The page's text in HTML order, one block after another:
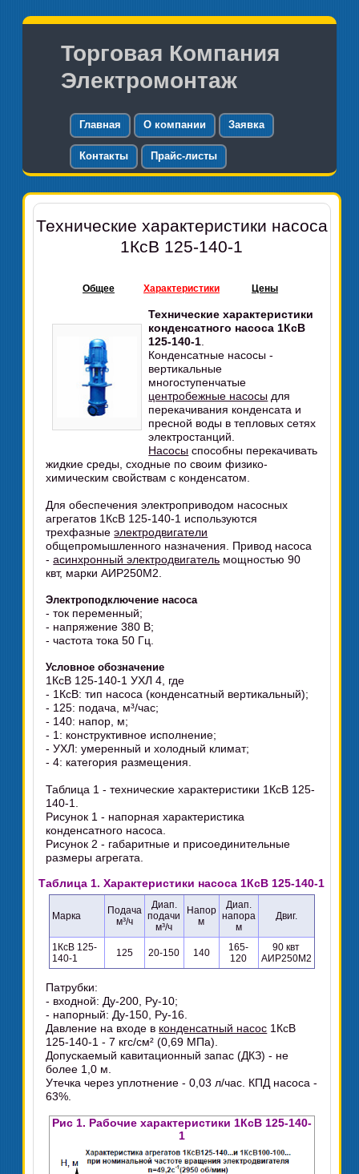
Торговая Компания
Электромонтаж
Главная О компании Заявка
Контакты Прайс-листы
Технические характеристики насоса
1КсВ 125-140-1
Общее Характеристики Цены
Технические характеристики
конденсатного насоса 1КсВ
125-140-1
Конденсатные насосы -
вертикальные
многоступенчатые
центробежные насосы для
перекачивания конденсата и
пресной воды в тепловых сетях
электростанций.
Насосы способны перекачивать
жидкие среды, сходные по своим физико-
химическим свойствам с конденсатом.
Для обеспечения электроприводом насосных
агрегатов 1КсВ 125-140-1 используются
трехфазныеэлектродвигатели
общепромышленного назначения. Привод насоса
-асинхронный электродвигатель мощностью 90
квт, марки АИР250М2.
Электроподключение насоса
- ток переменный;
- напряжение 380 В;
- частота тока 50 Гц.
Условное обозначение
1КсВ 125-140-1 УХЛ 4, где
- 1КсВ: тип насоса (конденсатный вертикальный);
- 125: подача, м³/час;
- 140: напор, м;
- 1: конструктивное исполнение;
- УХЛ: умеренный и холодный климат;
- 4: категория размещения.
Таблица 1 - технические характеристики 1КсВ 125-
140-1.
Рисунок 1 - напорная характеристика
конденсатного насоса.
Рисунок 2 - габаритные и присоединительные
размеры агрегата.
Таблица 1. Характеристики насоса 1КсВ 125-140-1
Марка
Подача
м³/ч
Диап.
подачи
м³/ч
Напор
м
Диап.
напора
м
Двиг.
1КсВ 125-
140-1
125 20-150 140
165-
120
90 квт
АИР250М2
Патрубки:
- входной: Ду-200, Ру-10;
- напорный: Ду-150, Ру-16.
Давление на входе в конденсатный насос 1КсВ
125-140-1 - 7 кгс/см² (0,69 МПа).
Допускаемый кавитационный запас (ДКЗ) - не
более 1,0 м.
Утечка через уплотнение - 0,03 л/час. КПД насоса -
63%.
Рис 1. Рабочие характеристики 1КсВ 125-140-
1